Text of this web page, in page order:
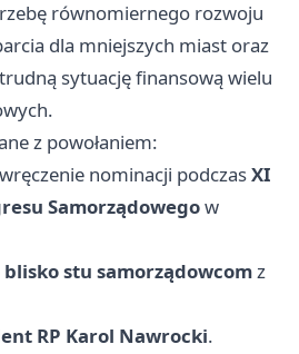
równomiernego rozwoju
dla mniejszych miast oraz
sytuację finansową wielu
z powołaniem:
nominacji podczasXI
Samorządowegow
blisko stu samorządowcomz
RP Karol Nawrocki.